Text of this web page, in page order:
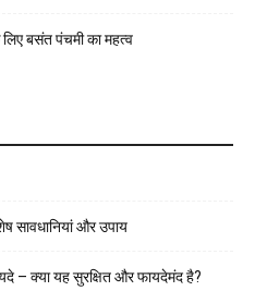
लिए बसंत पंचमी का महत्व
सावधानियां और उपाय
– क्या यह सुरक्षित और फायदेमंद है?